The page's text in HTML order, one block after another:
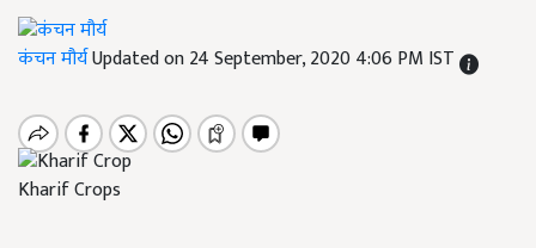
कंचन मौर्यUpdated on 24 September, 2020 4:06 PM IST
Kharif Crops